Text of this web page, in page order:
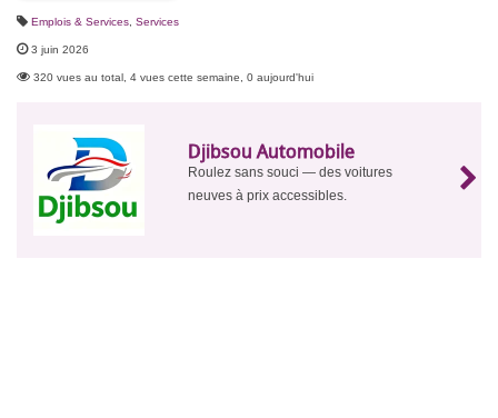
Emplois & Services Services
3 juin 2026
320 vues au total, 4 vues cette semaine, 0 aujourd'hui
Djibsou Automobile
Roulez sans souci — des voitures
neuves à prix accessibles.